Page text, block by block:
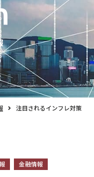
注目されるインフレ対策
金融情報